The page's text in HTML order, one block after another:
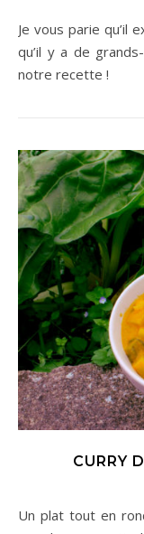
Je vous parie qu’il existe autant de recettes de carbonade
qu’il y a de
notre recette !
CURRY
Un plat tout en rondeurs qui vous emmènera au bout du